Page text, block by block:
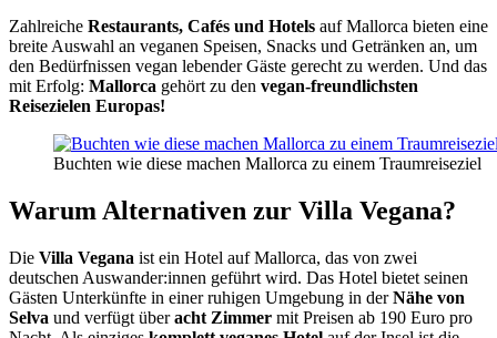
Zahlreiche Restaurants, Cafés und Hotels auf Mallorca bieten eine
breite Auswahl an veganen Speisen, Snacks und Getränken an, um
den Bedürfnissen vegan lebender Gäste gerecht zu werden. Und das
mit Erfolg: Mallorca gehört zu den vegan-freundlichsten
Reisezielen Europas!
Buchten wie diese machen Mallorca zu einem Traumreiseziel
Warum Alternativen zur Villa Vegana?
Die Villa Vegana ist ein Hotel auf Mallorca, das von zwei
deutschen Auswander:innen geführt wird. Das Hotel bietet seinen
Gästen Unterkünfte in einer ruhigen Umgebung in derNähe von
Selva und verfügt überacht Zimmer mit Preisen ab 190 Euro pro